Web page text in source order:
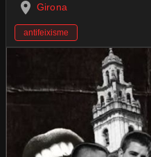
Girona
antifeixisme